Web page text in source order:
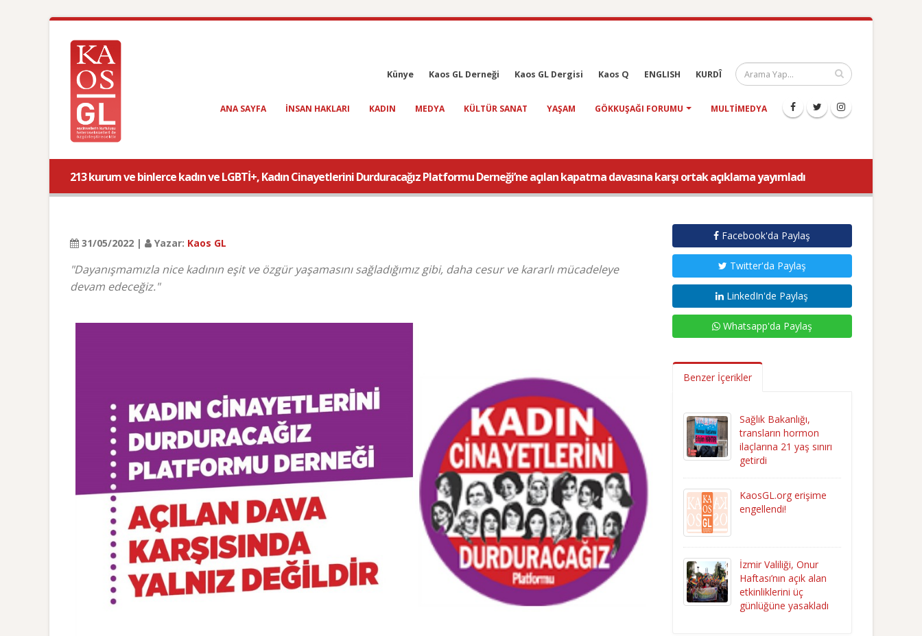
Künye Kaos GL Derneği Kaos GL Dergisi Kaos Q ENGLISH KURDÎ
ANA SAYFA INSAN HAKLARI KADIN MEDYA KÜLTÜR SANAT YAŞAM GÖKKUŞAĞI FORUMU MULTIMEDYA
213 kurum ve binlerce kadın ve LGBTİ+, Kadın Cinayetlerini Durduracağız Platformu Derneği’ne açılan kapatma davasına karşı ortak açıklama yayımladı
31/05/2022 | Yazar: Kaos GL
"Dayanışmamızla nice kadının eşit ve özgür yaşamasını sağladığımız gibi, daha cesur ve kararlı mücadeleye
devam edeceğiz."
Facebook'da Paylaş
Twitter'da Paylaş
LinkedIn'de Paylaş
Whatsapp'da Paylaş
Benzer İçerikler
Sağlık Bakanlığı,
transların hormon
ilaçlarına 21 yaş sınırı
getirdi
KaosGL.org erişime
engellendi!
İzmir Valiliği, Onur
Haftası’nın açık alan
etkinliklerini üç
günlüğüne yasakladı